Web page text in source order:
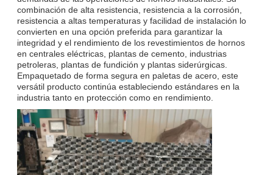
combinación de alta resistencia, resistencia a la corrosión,
resistencia a altas temperaturas y facilidad de instalación lo
convierten en una opción preferida para garantizar la
integridad y el rendimiento de los revestimientos de hornos
en centrales eléctricas, plantas de cemento, industrias
petroleras, plantas de fundición y plantas siderúrgicas.
Empaquetado de forma segura en paletas de acero, este
versátil producto continúa estableciendo estándares en la
industria tanto en protección como en rendimiento.